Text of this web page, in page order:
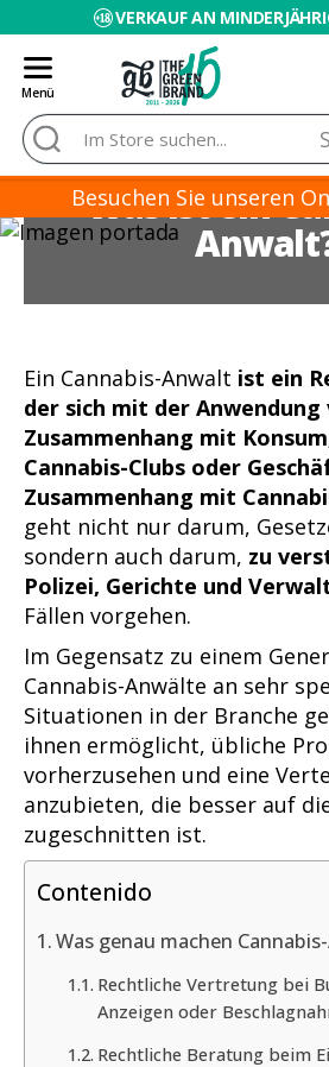
VERKAUF AN
Menü
Blog
Grow
Barato
Suche
nach:
Besuchen Sie unseren
Was ist ein
Ein Cannabis-Anwalt ist ein
der sich mit der Anwendung
Zusammenhang mit
Cannabis-Clubs oder
Zusammenhang mit
geht nicht nur darum,
sondern auch darum, zu
Polizei, Gerichte und
Fällen vorgehen.
Im Gegensatz zu einem
Cannabis-Anwälte an sehr
Situationen in der Branche
ihnen ermöglicht, übliche
vorherzusehen und eine
anzubieten, die besser auf
zugeschnitten ist.
Contenido
Was genau machen
Rechtliche Vertretung bei
Anzeigen oder
Rechtliche Beratung beim